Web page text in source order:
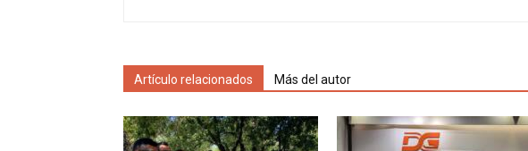
Artículo relacionados Más del autor